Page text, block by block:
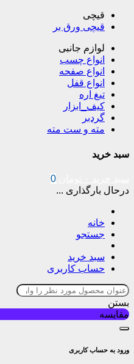
قیچی
قیچی ورق بر
لوازم جانبی
انواع چسب
انواع صفحه
انواع قفل
تیغ اره
کیف_ابزار
گردبر
مته و ست مته
سبد خرید
0
درحال بارگذاری ...
خانه
جستجو
سبد خرید
حساب کاربری
بستن
مقایسه
ورود به حساب کاربری